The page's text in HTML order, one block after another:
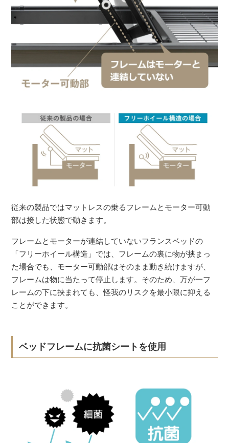
従来の製品ではマットレスの乗るフレームとモーター可動
部は接した状態で動きます。
フレームとモーターが連結していないフランスベッドの
「フリーホイール構造」では、フレームの裏に物が挟まっ
た場合でも、モーター可動部はそのまま動き続けますが、
フレームは物に当たって停止します。そのため、万が一フ
レームの下に挟まれても、怪我のリスクを最小限に抑える
ことができます。
ベッドフレームに抗菌シートを使用